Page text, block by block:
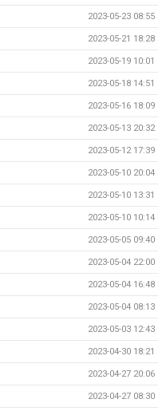
2023-05-23 08:55
2023-05-21 18:28
2023-05-19 10:01
2023-05-18 14:51
2023-05-16 18:09
2023-05-13 20:32
2023-05-12 17:39
2023-05-10 20:04
2023-05-10 13:31
2023-05-10 10:14
2023-05-05 09:40
2023-05-04 22:00
2023-05-04 16:48
2023-05-04 08:13
2023-05-03 12:43
2023-04-30 18:21
2023-04-27 20:06
2023-04-27 08:30